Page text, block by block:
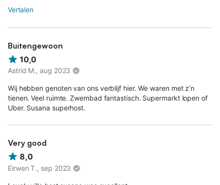
Vertalen
Buitengewoon
10,0
Astrid M., aug 2023
Wij hebben genoten van ons verblijf hier. We waren met z’n
tienen. Veel ruimte. Zwembad fantastisch. Supermarkt lopen of
Uber. Susana superhost.
Very good
8,0
Eirwen T., sep 2023